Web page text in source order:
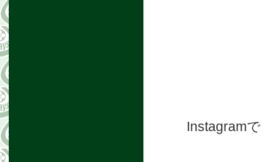
Instagram